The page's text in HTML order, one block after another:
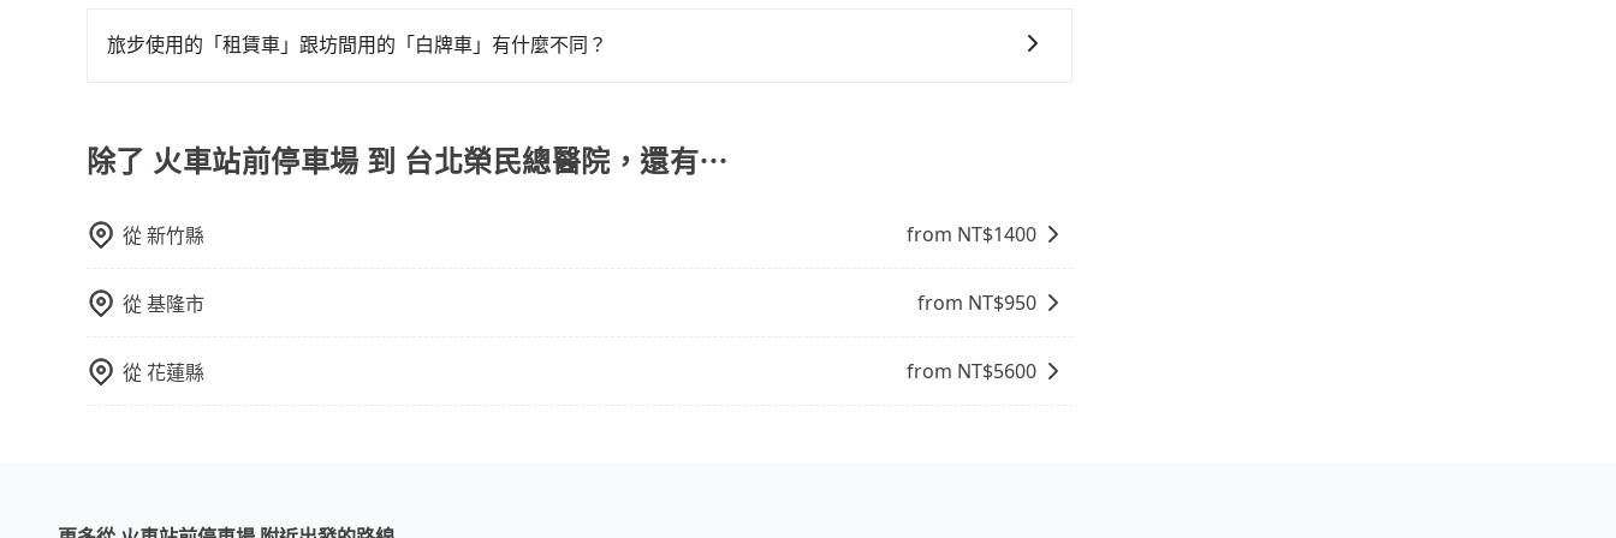
一個城市的長途包車。
相對便宜經濟。 計程車：乘坐計程車到達或離開火車站，方便快捷但昂貴。 捷運/輕軌：通過捷運或輕軌到達或
旅步使用的「租賃車」跟坊間用的「白牌車」有什麼不同？
關法規。
除了 火車站前停車場 到 台北榮民總醫院，還有⋯
從新竹縣 from NT$1400
從基隆市 from NT$950
從花蓮縣 from NT$5600